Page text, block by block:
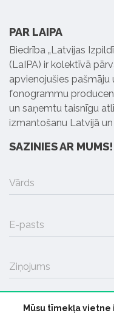
PAR LAIPA
Biedrība „Latvijas
(LaIPA) ir kolektīvā
apvienojušies pašmāju
fonogrammu
un saņemtu taisnīgu
izmantošanu Latvijā un
SAZINIES AR MUMS!
Vārds
E-pasts
Ziņojums
Mūsu tīmekļa